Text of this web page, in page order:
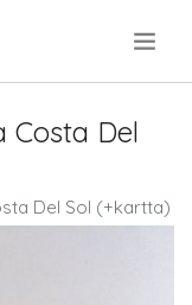
Costa Del
Del Sol (+kartta)